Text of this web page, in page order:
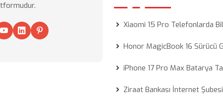
Xiaomi 15 Pro Telefonlarda
Honor MagicBook 16 Sürücü
iPhone 17 Pro Max Batarya
Ziraat Bankası İnternet